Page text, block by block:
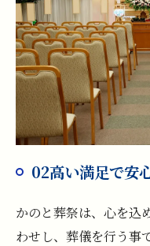
02高い満足で安
かのと葬祭は、心を込
わせし、葬儀を行う事